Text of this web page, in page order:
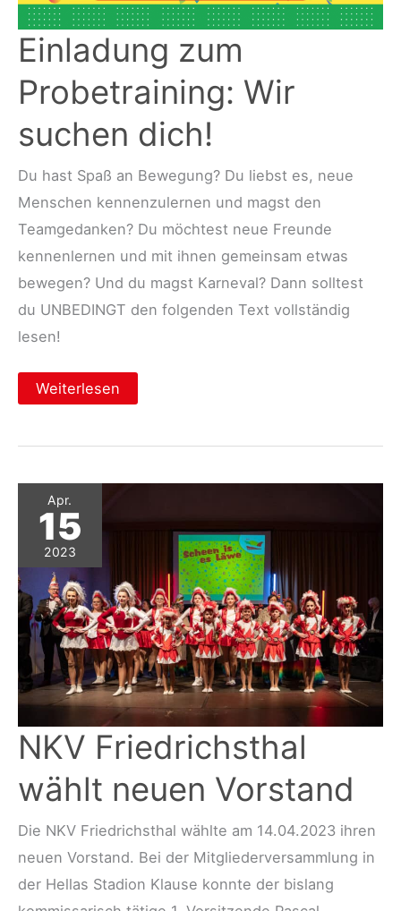
Einladung zum
Probetraining: Wir
suchen dich!
Du hast Spaß an Bewegung? Du liebst es, neue
Menschen kennenzulernen und magst den
Teamgedanken? Du möchtest neue Freunde
kennenlernen und mit ihnen gemeinsam etwas
bewegen? Und du magst Karneval? Dann solltest
du UNBEDINGT den folgenden Text vollständig
lesen!
Einladung
zum
suchen
Weiterlesen
Apr.
15
2023
NKV Friedrichsthal
wählt neuen Vorstand
Die NKV Friedrichsthal wählte am 14.04.2023 ihren
neuen Vorstand. Bei der Mitgliederversammlung in
der Hellas Stadion Klause konnte der bislang